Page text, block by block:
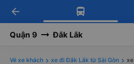
Tải app Vexere ngay!
Nhận ưu đãi thành viên
Tải app Vexere
-30k/ghế khi đặt vé máy
arrow_back
Quận 9 Đắk Lắk
Vé xe khách xe đi Đắk Lắk từ Sài Gòn